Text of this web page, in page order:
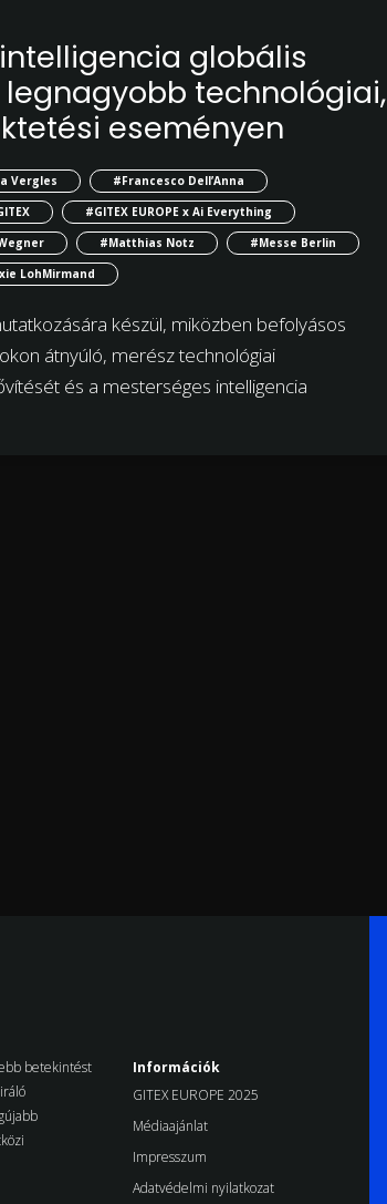
globális
technológiai,
eseményen
Vergles
#Francesco Dell’Anna
#GITEX EUROPE x Ai Everything
#Matthias Notz
#Messe Berlin
LohMirmand
készül, miközben befolyásos
átnyúló, merész technológiai
és a mesterséges intelligencia
betekintést
Információk
GITEX EUROPE 2025
Médiaajánlat
Impresszum
Adatvédelmi nyilatkozat